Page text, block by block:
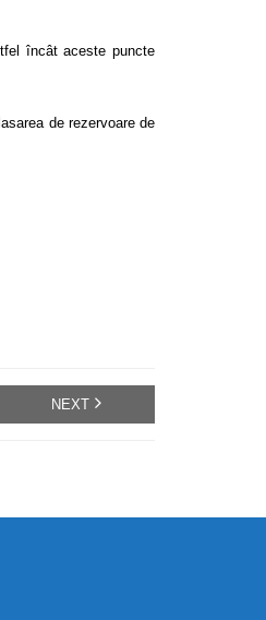
încât aceste puncte
de rezervoare de
NEXT